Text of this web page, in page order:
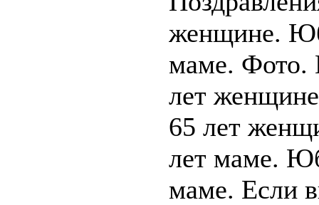
женщине.
маме. Фото.
лет
65 лет
лет маме.
маме. Если